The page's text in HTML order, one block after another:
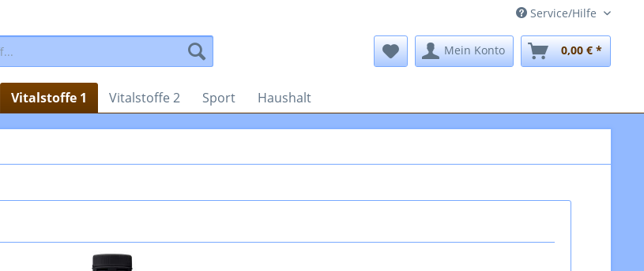
Service/Hilfe
Mein Konto 0,00 € *
Vitalstoffe 1 Vitalstoffe 2 Sport Haushalt